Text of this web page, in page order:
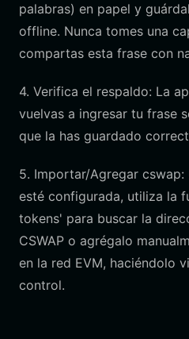
palabras) en papel y
offline. Nunca tomes una
compartas esta frase con
4. Verifica el respaldo: La
vuelvas a ingresar tu frase
que la has guardado
5. Importar/Agregar
esté configurada, utiliza la
tokens' para buscar la
CSWAP o agrégalo
en la red EVM, haciéndolo
control.